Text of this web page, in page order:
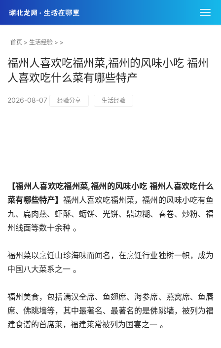
首页 > 生活经验 > >
福州人喜欢吃福州菜,福州的风味小吃 福州
人喜欢吃什么菜有哪些特产
2026-08-07 经验分享 生活经验
【福州人喜欢吃福州菜,福州的风味小吃 福州人喜欢吃什么
菜有哪些特产】 福州人喜欢吃福州菜，福州的风味小吃有鱼
九、扁肉燕、虾酥、蛎饼、光饼、鼎边糊、春卷、炒粉、福
州线面等数十余种 。
福州菜以烹饪山珍海味而闻名，在烹饪行业独树一帜，成为
中国八大菜系之一 。
福州美食，包括满汉全席、鱼翅席、海参席、燕窝席、鱼唇
席、佛跳墙等，其中最著名、最著名的是佛跳墙，被列为福
建食谱的首席莱，福建莱常被列为国宴之一 。